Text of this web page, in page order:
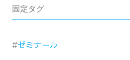
固定タグ
ゼミナール